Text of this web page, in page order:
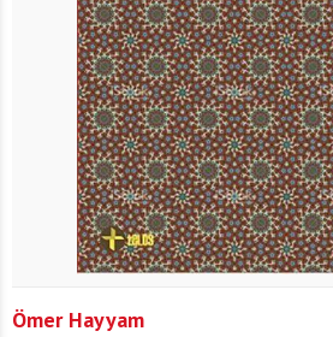
Ömer Hayyam